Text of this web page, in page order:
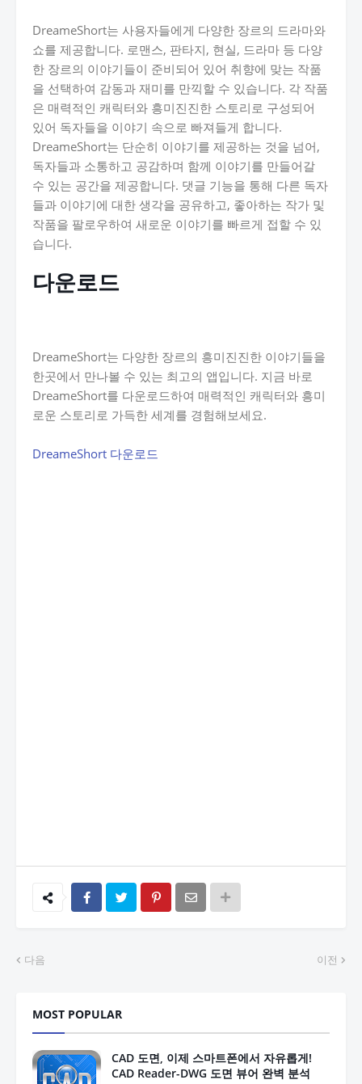
DreameShort는 사용자들에게 다양한 장르의 드라마와
쇼를 제공합니다. 로맨스, 판타지, 현실, 드라마 등 다양
한 장르의 이야기들이 준비되어 있어 취향에 맞는 작품
을 선택하여 감동과 재미를 만끽할 수 있습니다. 각 작품
은 매력적인 캐릭터와 흥미진진한 스토리로 구성되어
있어 독자들을 이야기 속으로 빠져들게 합니다.
DreameShort는 단순히 이야기를 제공하는 것을 넘어,
독자들과 소통하고 공감하며 함께 이야기를 만들어갈
수 있는 공간을 제공합니다. 댓글 기능을 통해 다른 독자
들과 이야기에 대한 생각을 공유하고, 좋아하는 작가 및
작품을 팔로우하여 새로운 이야기를 빠르게 접할 수 있
습니다.
다운로드
DreameShort는 다양한 장르의 흥미진진한 이야기들을
한곳에서 만나볼 수 있는 최고의 앱입니다. 지금 바로
DreameShort를 다운로드하여 매력적인 캐릭터와 흥미
로운 스토리로 가득한 세계를 경험해보세요.
DreameShort 다운로드
다음 이전
MOST POPULAR
CAD 도면, 이제 스마트폰에서 자유롭게!
CAD Reader-DWG 도면 뷰어 완벽 분석